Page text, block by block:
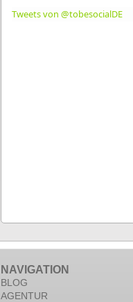
Tweets von @tobesocialDE
NAVIGATION
BLOG
AGENTUR